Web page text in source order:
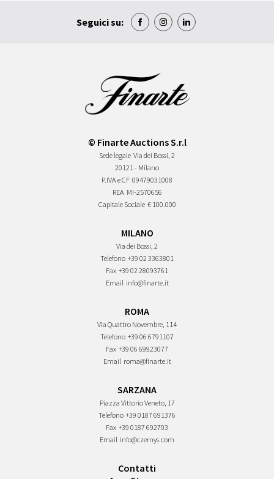
Seguici su:
© Finarte Auctions S.r.l
Sede legale Via dei Bossi, 2
20121 - Milano
P.IVA e CF 09479031008
REA MI-2570656
Capitale Sociale € 100.000
MILANO
Via dei Bossi, 2
Telefono +39 02 3363801
Fax +39 02 28093761
Email info@finarte.it
ROMA
Via Quattro Novembre, 114
Telefono +39 06 6791107
Fax +39 06 69923077
Email roma@finarte.it
SARZANA
Piazza Vittorio Veneto, 17
Telefono +39 0187 691376
Fax +39 0187 692703
Email info@czernys.com
Contatti